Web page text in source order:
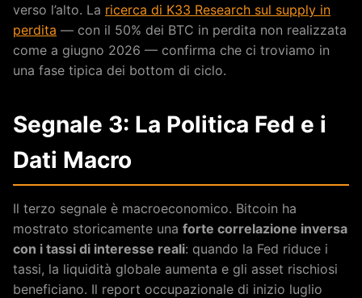
verso l’alto. La ricerca di K33 Research sul supply in
perdita — con il 50% dei BTC in perdita non realizzata
come a giugno 2026 — confirma che ci troviamo in
una fase tipica dei bottom di ciclo.
Segnale 3: La Politica Fed e i
Dati Macro
Il terzo segnale è macroeconomico. Bitcoin ha
mostrato storicamente una forte correlazione inversa
con i tassi di interesse reali: quando la Fed riduce i
tassi, la liquidità globale aumenta e gli asset rischiosi
beneficiano. Il report occupazionale di inizio luglio